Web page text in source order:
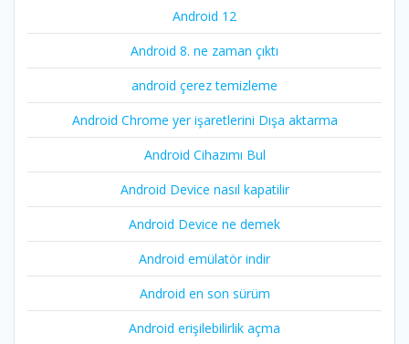
Android 12
Android 8. ne zaman çıktı
android çerez temizleme
Android Chrome yer işaretlerini Dışa aktarma
Android Cihazımı Bul
Android Device nasıl kapatilir
Android Device ne demek
Android emülatör indir
Android en son sürüm
Android erişilebilirlik açma